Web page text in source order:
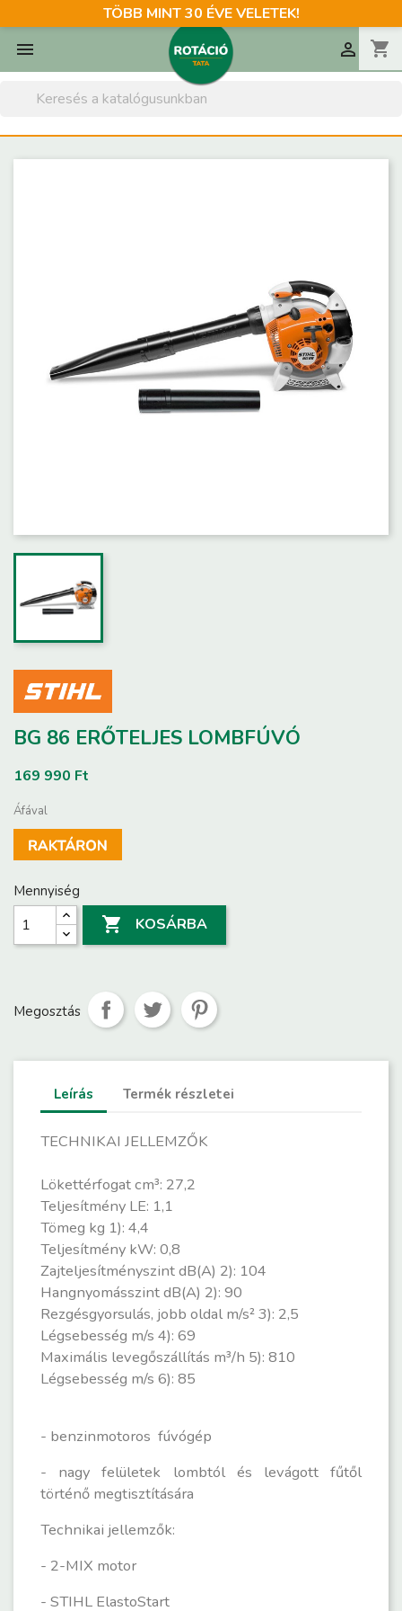
TÖBB MINT 30 ÉVE VELETEK!
 shopping_cart

BG 86 ERŐTELJES LOMBFÚVÓ
169 990 Ft
Áfával
Mennyiség
 KOSÁRBA
Megosztás
Leírás Termék részletei
TECHNIKAI JELLEMZŐK
Lökettérfogat cm³: 27,2
Teljesítmény LE: 1,1
Tömeg kg 1): 4,4
Teljesítmény kW: 0,8
Zajteljesítményszint dB(A) 2): 104
Hangnyomásszint dB(A) 2): 90
Rezgésgyorsulás, jobb oldal m/s² 3): 2,5
Légsebesség m/s 4): 69
Maximális levegőszállítás m³/h 5): 810
Légsebesség m/s 6): 85
- benzinmotoros fúvógép
- nagy felületek lombtól és levágott fűtől
történő megtisztítására
Technikai jellemzők:
- 2-MIX motor
- STIHL ElastoStart